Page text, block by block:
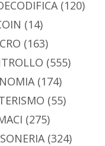
(120)
(14)
(163)
(555)
(174)
(55)
(275)
(324)